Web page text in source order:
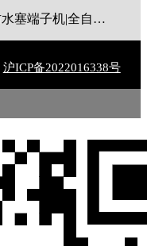
全自动穿胶壳端子机|全自动穿防水塞端子机|全自动穿热缩管端子机|全自动穿护套端子机|全自动穿号码管端子机|全自动端子机|全自动穿防水栓端子机|端子压着机|端子压接机|静音端子机|多芯线端子机|护套线端子机|全自动排线端子机|新能源大平方压接机|电脑剥线机|自动剥线机|裁线机|剥线机
沪ICP备2022016338号